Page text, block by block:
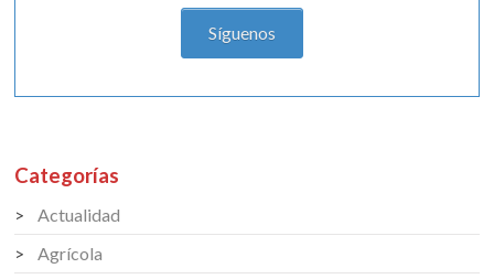
Síguenos
Categorías
Actualidad
Agrícola